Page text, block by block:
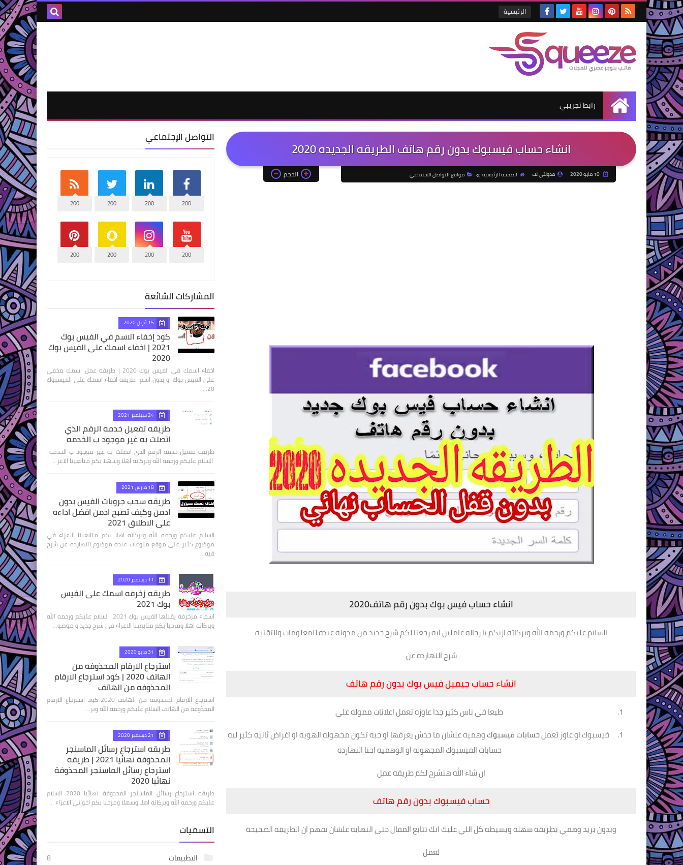
الرئيسية
الرئيسية
رابط تجريبي
انشاء حساب فيسبوك بدون رقم هاتف الطريقه الجديده 2020
10 مايو 2020 مدونتي نت الصفحة الرئيسية مواقع التواصل الاجتماعي الحجم
انشاء حساب فيس بوك بدون رقم هاتف2020
السلام عليكم ورحمه الله وبركاته ازيكم يا رجاله عاملين ايه رجعنا لكم شرح جديد من مدونه عبده للمعلومات والتقنيہ
شرح النهارده عن
انشاء حساب جيميل فيس بوك بدون رقم هاتف
طبعا في ناس كثير جدا عاوزه تعمل اعلانات مموله على
فيسبوك او عاوز تعملحسابات فيسبوكوهميه علشان ما حدش يعرفها او حبه تكون مجهوله الهويه او اغراض ثانيه كثير ليه
حسابات الفيسبوك المجهوله او الوهميه احنا النهارده
ان شاء الله هنشرح لكم طريقه عمل
حساب فيسبوك بدون رقم هاتف
وبدون بريد وهمي بطريقه سهله وبسيطه كل اللي عليك انك تتابع المقال حتى النهايه علشان تفهم ان الطريقه الصحيحة
لعمل
التواصل الإجتماعي
200
200
200
200
200
200
200
200
المشاركات الشائعة
15 أبريل 2020
كود إخفاء الاسم في الفيس بوك
2021 | اخفاء اسمك على الفيس بوك
2020
اخفاء اسمك في الفيس بوك 2020 | طريقه عمل اسمك مخفي
علي الفيس بوك او بدون اسم طريقه اخفاء اسمك على الفيسبوك
20…
24 سبتمبر 2021
طريقه تفعيل خدمه الرقم الذي
اتصلت به غير موجود ب الخدمه
طريقه تفعيل خدمه الرقم الذي اتصلت به غير موجود ب الخدمه
السلام عليكم ورحمه الله وبركاته اهلا وسهلا بكم متابعينا الاعز…
18 مارس 2021
طريقه سحب جروبات الفيس بدون
ادمن وكيف تصبح ادمن افضل اداءه
علي الاطلاق 2021
السلام عليكم ورحمه الله وبركاته اهلا بكم متابعينا الاعزاء في
موضوع كثير على موقع منوعات عبده موضوع النهارده عن شرح
فيه…
11 ديسمبر 2020
طريقه زخرفه اسمك على الفيس
بوك 2021
اسماء مزخرفة يقبلها الفيس بوك 2021 السلام عليكم ورحمه الله
وبركاته اهلا ومرحبا بكم متابعينا الاعزاء في شرح جديد و موضو…
31 مايو 2020
استرجاع الارقام المحذوفه من
الهاتف 2020 | كود استرجاع الارقام
المحذوفه من الهاتف
استرجاع الارقام المحذوفه من الهاتف 2020 كود استرجاع الارقام
المحذوفه من الهاتف السلام عليكم ورحمة الله وبر…
21 ديسمبر 2020
طريقه استرجاع رسائل الماسنجر
المحذوفة نهائيا 2021 | طريقه
استرجاع رسائل الماسنجر المحذوفة
نهائيا 2020
طريقه استرجاع رسائل الماسنجر المحذوفة نهائيا 2020 السلام
عليكم ورحمه الله وبركاته اهلا وسهلا ومرحبا بكم اخواتي الاعزاء …
التسميات
التطبيقات
8